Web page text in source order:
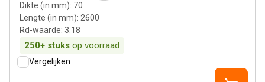
Dikte (in mm): 70
Lengte (in mm): 2600
Rd-waarde: 3.18
250+ stuks op voorraad
Vergelijken